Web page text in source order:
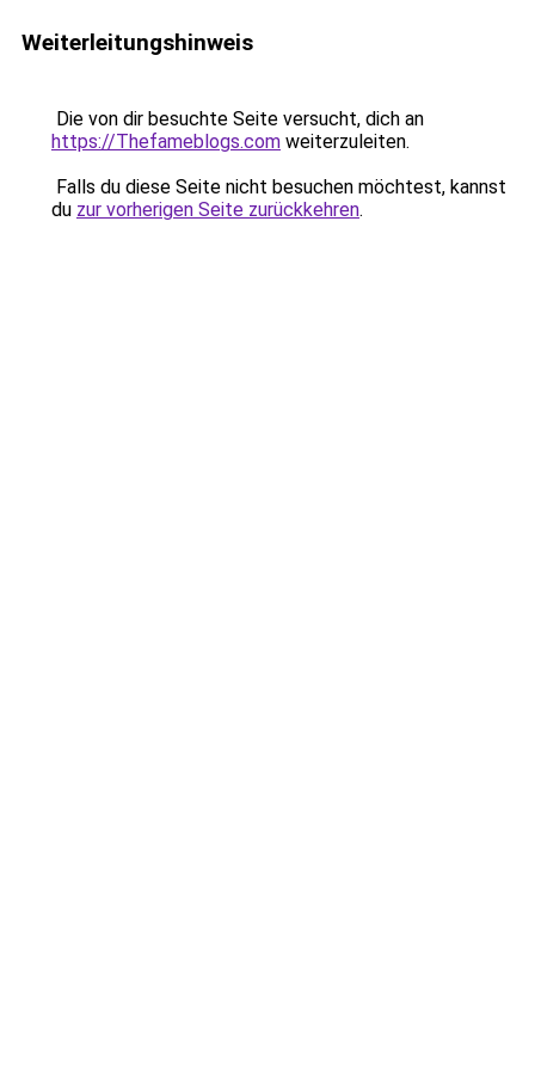
Weiterleitungshinweis
Die von dir besuchte Seite versucht, dich an
https://Thefameblogs.com weiterzuleiten.
Falls du diese Seite nicht besuchen möchtest, kannst
du zur vorherigen Seite zurückkehren.